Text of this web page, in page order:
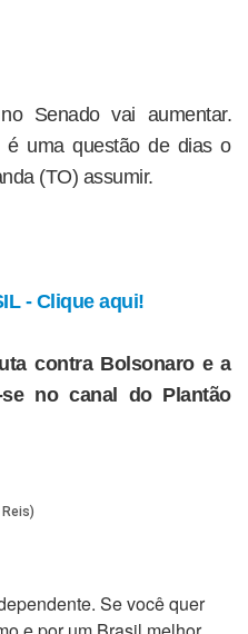
Senado vai aumentar.
é uma questão de dias o
(TO) assumir.
- Clique aqui!
contra Bolsonaro e a
no canal do Plantão
Se você quer